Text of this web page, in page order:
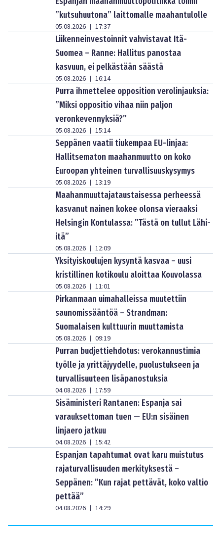
”kutsuhuutona” laittomalle maahantulolle
05.08.2026 | 17:37
Liikenneinvestoinnit vahvistavat Itä-
Suomea – Ranne: Hallitus panostaa
kasvuun, ei pelkästään säästä
05.08.2026 | 16:14
Purra ihmettelee opposition verolinjauksia:
”Miksi oppositio vihaa niin paljon
veronkevennyksiä?”
05.08.2026 | 15:14
Seppänen vaatii tiukempaa EU-linjaa:
Hallitsematon maahanmuutto on koko
Euroopan yhteinen turvallisuuskysymys
05.08.2026 | 13:19
Maahanmuuttajataustaisessa perheessä
kasvanut nainen kokee olonsa vieraaksi
Helsingin Kontulassa: ”Tästä on tullut Lähi-
itä”
05.08.2026 | 12:09
Yksityiskoulujen kysyntä kasvaa – uusi
kristillinen kotikoulu aloittaa Kouvolassa
05.08.2026 | 11:01
Pirkanmaan uimahalleissa muutettiin
saunomissääntöä – Strandman:
Suomalaisen kulttuurin muuttamista
05.08.2026 | 09:19
Purran budjettiehdotus: verokannustimia
työlle ja yrittäjyydelle, puolustukseen ja
turvallisuuteen lisäpanostuksia
04.08.2026 | 17:59
Sisäministeri Rantanen: Espanja sai
varauksettoman tuen — EU:n sisäinen
linjaero jatkuu
04.08.2026 | 15:42
Espanjan tapahtumat ovat karu muistutus
rajaturvallisuuden merkityksestä –
Seppänen: ”Kun rajat pettävät, koko valtio
pettää”
04.08.2026 | 14:29